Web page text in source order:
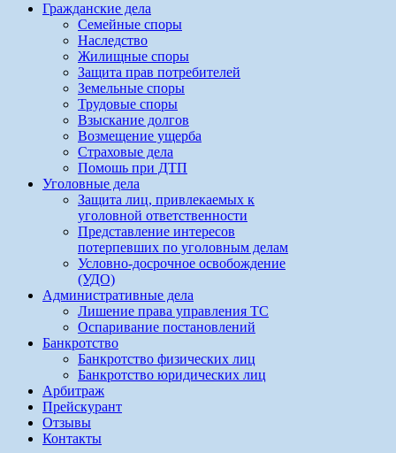
Гражданские дела
Семейные споры
Наследство
Жилищные споры
Защита прав потребителей
Земельные споры
Трудовые споры
Взыскание долгов
Возмещение ущерба
Страховые дела
Помошь при ДТП
Уголовные дела
Защита лиц, привлекаемых к
уголовной ответственности
Представление интересов
потерпевших по уголовным делам
Условно-досрочное освобождение
(УДО)
Административные дела
Лишение права управления ТС
Оспаривание постановлений
Банкротство
Банкротство физических лиц
Банкротство юридических лиц
Арбитраж
Прейскурант
Отзывы
Контакты